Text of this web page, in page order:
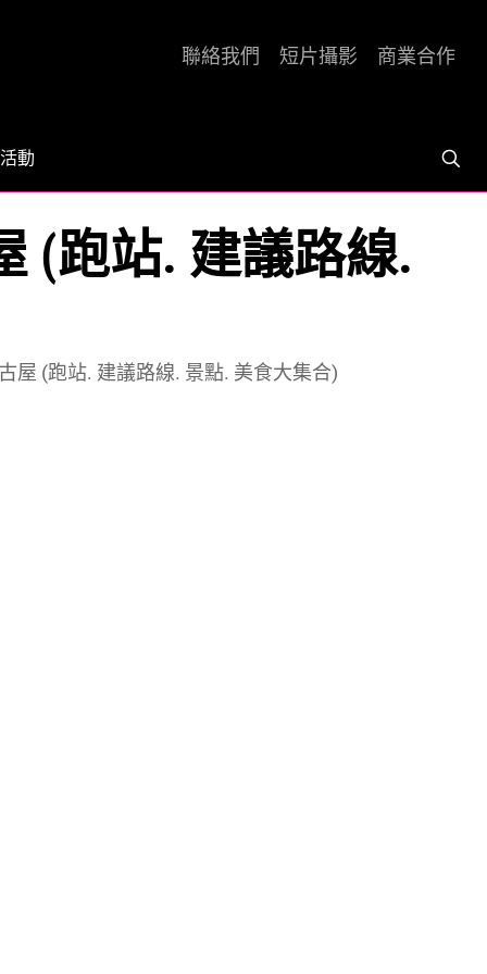
活動
聯絡我們 短片攝影 商業合作
(跑站. 建議路線.
屋 (跑站. 建議路線. 景點. 美食大集合)